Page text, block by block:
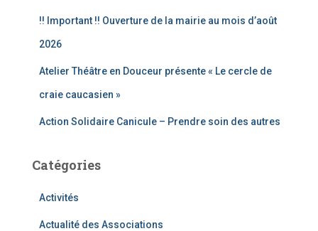
!! Important !! Ouverture de la mairie au mois d’août
2026
Atelier Théâtre en Douceur présente « Le cercle de
craie caucasien »
Action Solidaire Canicule – Prendre soin des autres
Catégories
Activités
Actualité des Associations